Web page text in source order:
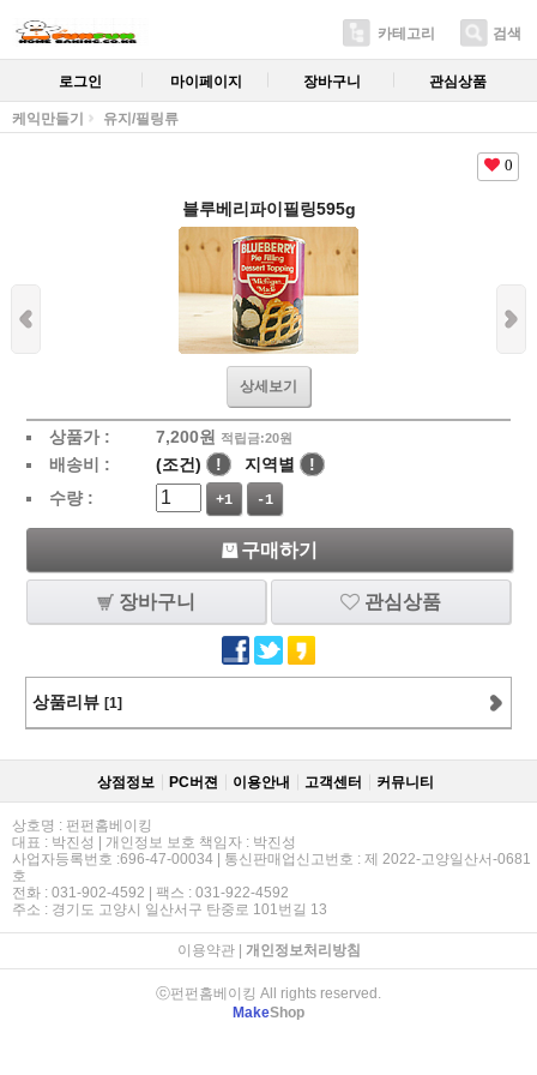
카테고리 검색
로그인 마이페이지 장바구니 관심상품
케익만들기 유지/필링류
0
블루베리파이필링595g
상세보기
상품가 : 7,200원 적립금:20원
배송비 : (조건) ! 지역별
!
수량 :
+1 -1
구매하기
장바구니 관심상품
상품리뷰 [1]
상점정보 PC버젼 이용안내 고객센터 커뮤니티
상호명 : 펀펀홈베이킹
대표 : 박진성 | 개인정보 보호 책임자 : 박진성
사업자등록번호 :696-47-00034 | 통신판매업신고번호 : 제 2022-고양일산서-0681
호
전화 : 031-902-4592 | 팩스 : 031-922-4592
주소 : 경기도 고양시 일산서구 탄중로 101번길 13
이용약관| 개인정보처리방침
ⓒ펀펀홈베이킹 All rights reserved.
MakeShop